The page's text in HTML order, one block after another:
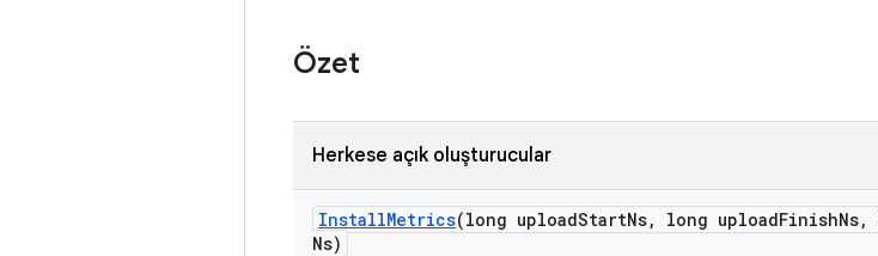
Özet
Herkese açık oluşturucular
InstallMetrics(long uploadStartNs, long uploadFinishNs,
Ns)